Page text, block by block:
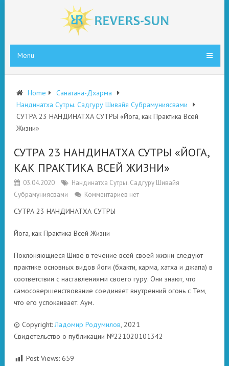
Menu
Home
Санатана-Дхарма
Нандинатха Сутры. Садгуру Шивайя Субрамуниясвами
СУТРА 23 НАНДИНАТХА СУТРЫ «Йога, как Практика Всей
Жизни»
СУТРА 23 НАНДИНАТХА СУТРЫ «ЙОГА,
КАК ПРАКТИКА ВСЕЙ ЖИЗНИ»
03.04.2020
Нандинатха Сутры. Садгуру Шивайя
Субрамуниясвами
Комментариев нет
СУТРА 23 НАНДИНАТХА СУТРЫ
Йога, как Практика Всей Жизни
Поклоняющиеся Шиве в течение всей своей жизни следуют
практике основных видов йоги (бхакти, карма, хатха и джапа) в
соответствии с наставлениями своего гуру. Они знают, что
самосовершенствование соединяет внутренний огонь с Тем,
что его успокаивает. Аум.
© Copyright:Ладомир Родумилов, 2021
Свидетельство о публикации №221020101342
Post Views: 659